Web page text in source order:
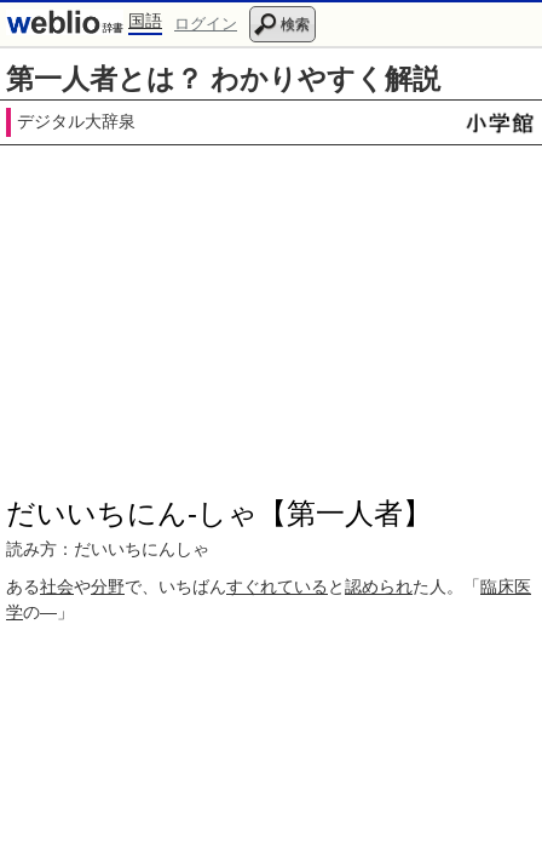
国語 ログイン 検索
第一人者とは？ わかりやすく解説
デジタル大辞泉
だいいちにん‐しゃ【第一人者】
読み方：だいいちにんしゃ
ある社会や分野で、いちばんすぐれている と認められた人。「臨床医
学の―」